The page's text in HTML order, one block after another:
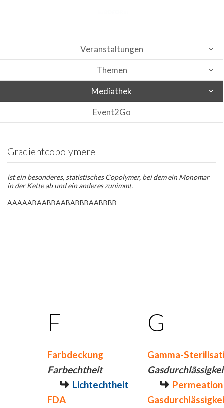
Veranstaltungen
Themen
Mediathek
Event2Go
Gradientcopolymere
ist ein besonderes, statistisches Copolymer, bei dem ein Monomar
in der Kette ab und ein anderes zunimmt.
AAAAABAABBAABABBBAABBBB
F
Farbdeckung
Farbechtheit
Lichtechtheit
FDA
G
Gamma-
Permeation